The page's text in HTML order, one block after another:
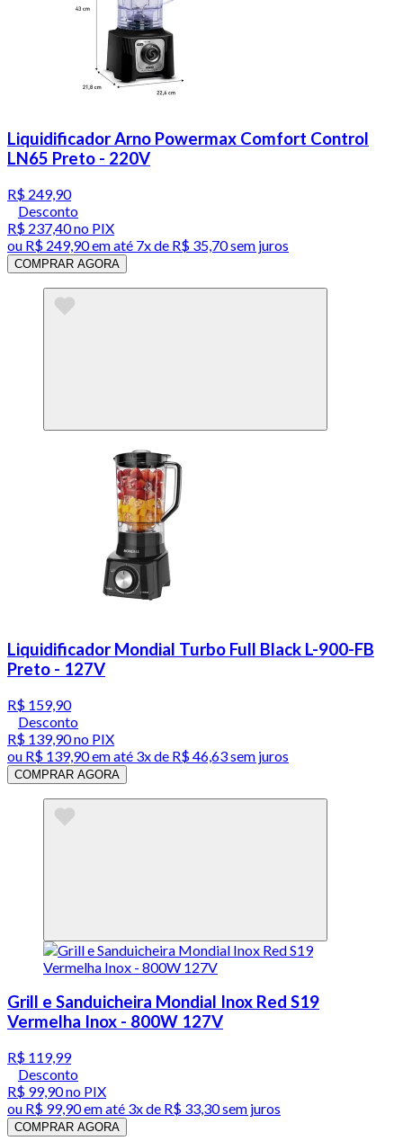
Liquidificador Arno Powermax Comfort Control
LN65 Preto - 220V
R$ 249,90
Desconto
R$ 237,40no PIX
ou R$ 249,90em até 7x de R$ 35,70 sem juros
COMPRAR AGORA
Liquidificador Mondial Turbo Full Black L-900-FB
Preto - 127V
R$ 159,90
Desconto
R$ 139,90no PIX
ou R$ 139,90em até 3x de R$ 46,63 sem juros
COMPRAR AGORA
Grill e Sanduicheira Mondial Inox Red S19
Vermelha Inox - 800W 127V
R$ 119,99
Desconto
R$ 99,90no PIX
ou R$ 99,90em até 3x de R$ 33,30 sem juros
COMPRAR AGORA